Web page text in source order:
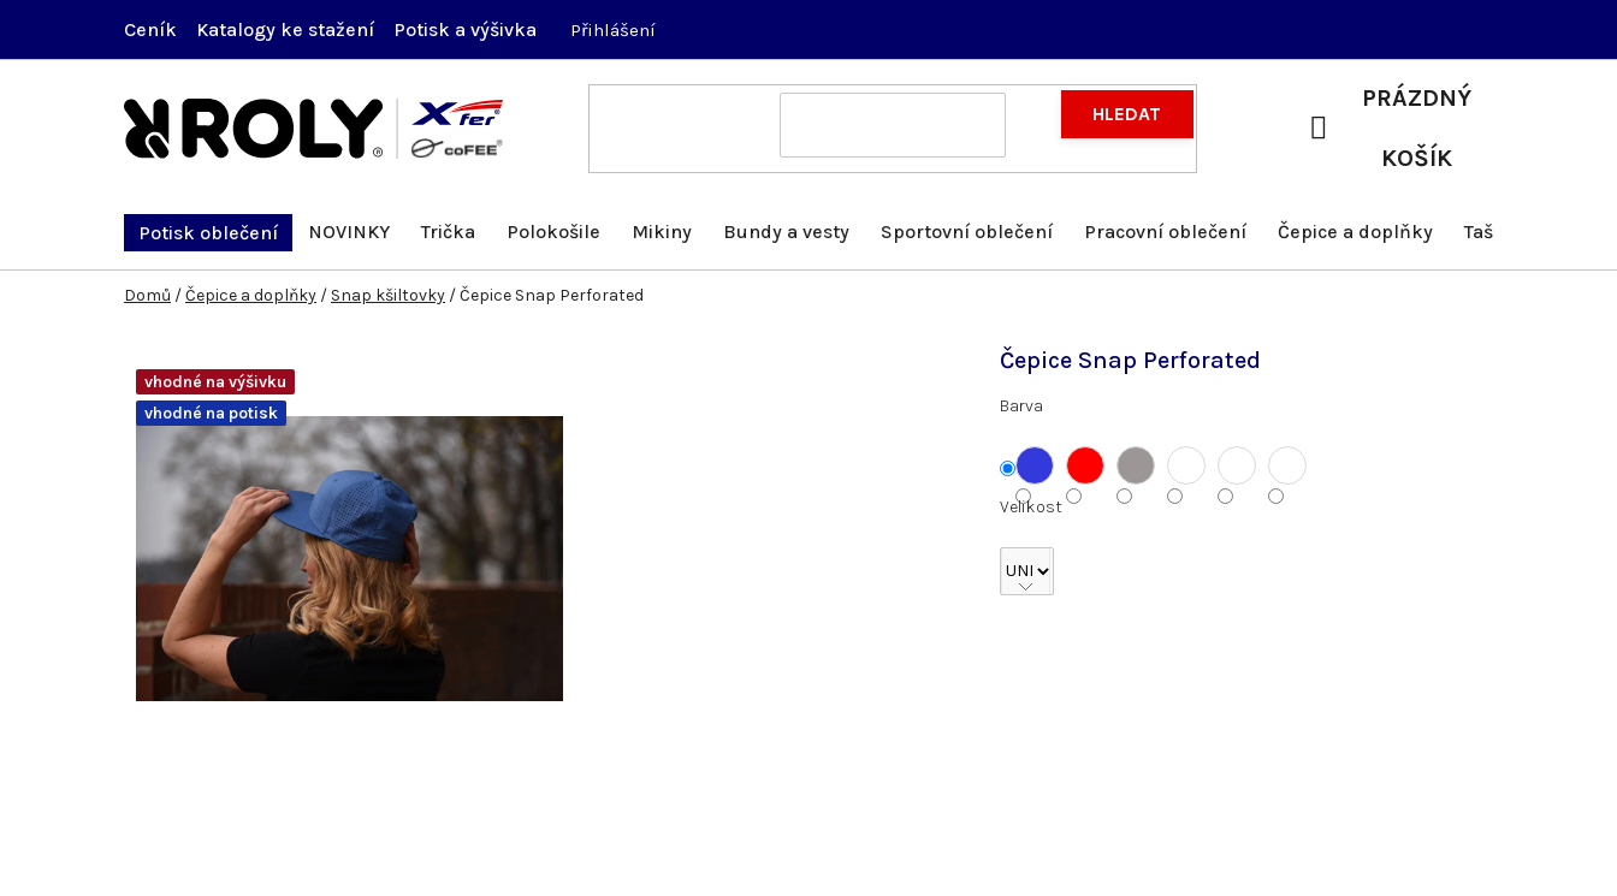
obsah
Ceník Katalogy ke stažení Potisk a výšivka Přihlášení
HLEDAT
NÁKUPNÍ
PRÁZDNÝ
KOŠÍK
Potisk oblečení NOVINKY Trička Polokošile Mikiny Bundy a vesty Sportovní oblečení Pracovní oblečení Čepice a doplňky Tašky a batohy
Domů /Čepice a doplňky / Snap kšiltovky /Čepice Snap Perforated
Čepice Snap Perforated
Barva
Velikost
vhodné na výšivku
vhodné na potisk